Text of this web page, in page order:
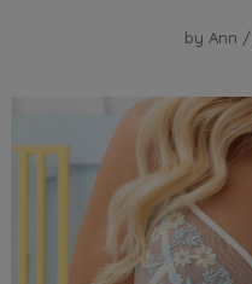
by Ann /